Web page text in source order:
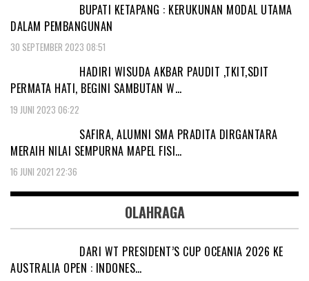
BUPATI KETAPANG : KERUKUNAN MODAL UTAMA
DALAM PEMBANGUNAN
30 SEPTEMBER 2023 08:51
HADIRI WISUDA AKBAR PAUDIT ,TKIT,SDIT
PERMATA HATI, BEGINI SAMBUTAN W…
19 JUNI 2023 06:22
SAFIRA, ALUMNI SMA PRADITA DIRGANTARA
MERAIH NILAI SEMPURNA MAPEL FISI…
16 JUNI 2021 22:36
OLAHRAGA
DARI WT PRESIDENT’S CUP OCEANIA 2026 KE
AUSTRALIA OPEN : INDONES…